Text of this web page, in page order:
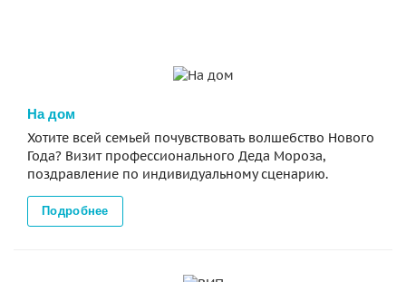
На дом
Хотите всей семьей почувствовать волшебство Нового
Года? Визит профессионального Деда Мороза,
поздравление по индивидуальному сценарию.
Подробнее